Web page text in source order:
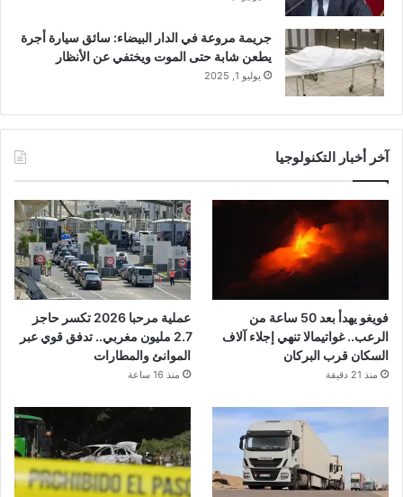
جريمة مروعة في الدار البيضاء: سائق سيارة أجرة
يطعن شابة حتى الموت ويختفي عن الأنظار
يوليو 1, 2025
آخر أخبار التكنولوجيا
فويغو يهدأ بعد 50 ساعة من
الرعب.. غواتيمالا تنهي إجلاء آلاف
السكان قرب البركان
منذ 21 دقيقة
عملية مرحبا 2026 تكسر حاجز
2.7 مليون مغربي.. تدفق قوي عبر
الموانئ والمطارات
منذ 16 ساعة